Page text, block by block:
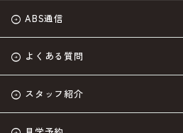
ABS通信
よくある質問
スタッフ紹介